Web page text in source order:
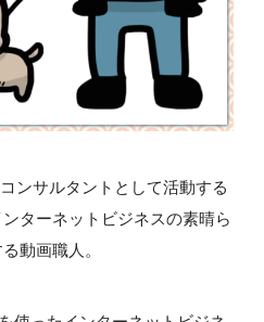
ンサルタントとして活動する
ターネットビジネスの素晴ら
動画職人。